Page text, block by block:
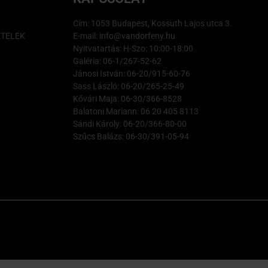
Cím: 1053 Budapest, Kossuth Lajos utca 3.
E-mail: info@vandorfeny.hu
Nyitvatartás: H-Szo: 10:00-18:00
Galéria: 06-1/267-52-62
Jánosi István: 06-20/915-60-76
Sass László: 06-20/265-25-49
Kővári Maja: 06-30/366-8528
Balatoni Mariann: 06 20 405 8113
Sándi Károly: 06-20/366-80-00
Szűcs Balázs: 06-30/391-05-94